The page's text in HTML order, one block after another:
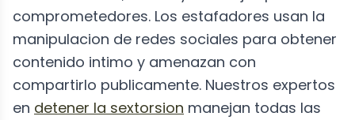
comprometedores. Los estafadores usan la
manipulacion de redes sociales para obtener
contenido intimo y amenazan con
compartirlo publicamente. Nuestros expertos
en detener la sextorsion manejan todas las